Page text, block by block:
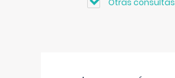
Otras consultas